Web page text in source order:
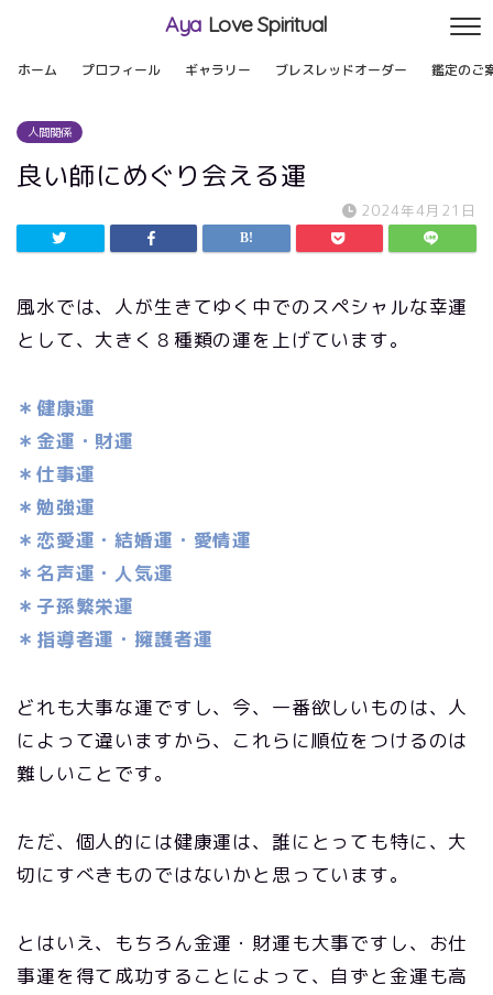
Aya Love Spiritual
ホーム プロフィール ギャラリー ブレスレッドオーダー 鑑定のご
人間関係
良い師にめぐり会える運
2024年4月21日
風水では、人が生きてゆく中でのスペシャルな幸運
として、大きく８種類の運を上げています。
＊健康運
＊金運・財運
＊仕事運
＊勉強運
＊恋愛運・結婚運・愛情運
＊名声運・人気運
＊子孫繁栄運
＊指導者運・擁護者運
どれも大事な運ですし、今、一番欲しいものは、人
によって違いますから、これらに順位をつけるのは
難しいことです。
ただ、個人的には健康運は、誰にとっても特に、大
切にすべきものではないかと思っています。
とはいえ、もちろん金運・財運も大事ですし、お仕
事運を得て成功することによって、自ずと金運も高